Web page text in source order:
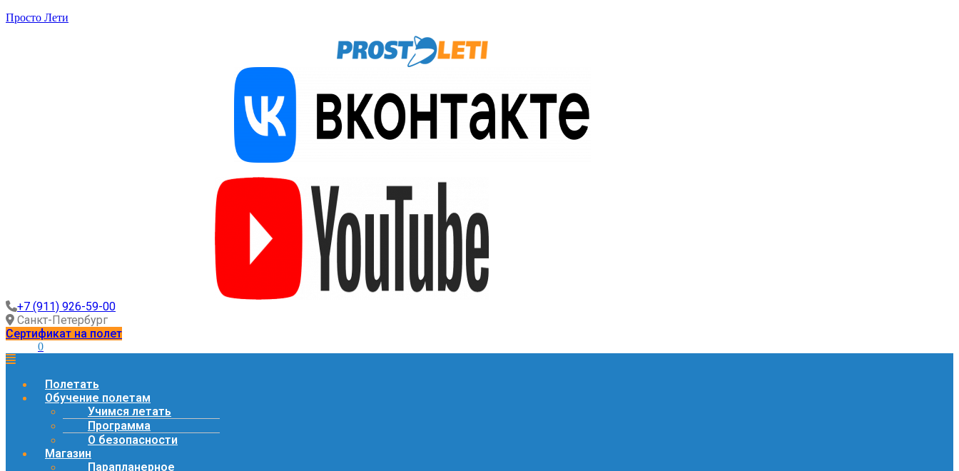
Просто Лети
+7 (911) 926-59-00
Санкт-Петербург
Сертификат на полет
0
Полетать
Обучение полетам
Учимся летать
Программа
О безопасности
Магазин
Парапланерное